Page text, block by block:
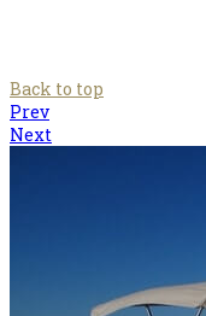
Back to top
Prev
Next